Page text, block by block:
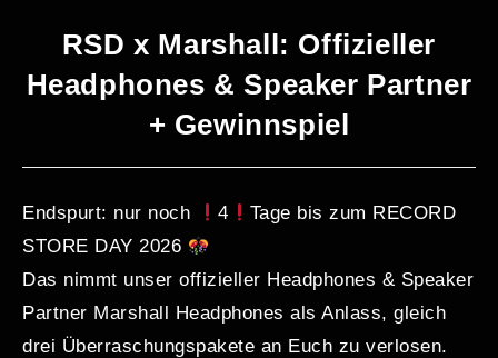
RSD x Marshall: Offizieller
Headphones & Speaker Partner
+ Gewinnspiel
Endspurt: nur noch 4
Tage bis zum RECORD
STORE DAY 2026
Das nimmt unser offizieller Headphones & Speaker
Partner Marshall Headphones als Anlass, gleich
drei Überraschungspakete an Euch zu verlosen.